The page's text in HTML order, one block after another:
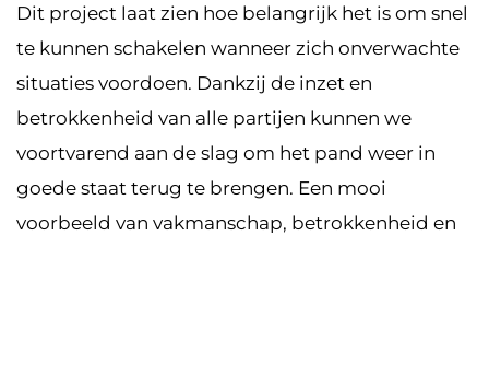
Dit project laat zien hoe belangrijk het is om snel
te kunnen schakelen wanneer zich onverwachte
situaties voordoen. Dankzij de inzet en
betrokkenheid van alle partijen kunnen we
voortvarend aan de slag om het pand weer in
goede staat terug te brengen. Een mooi
voorbeeld van vakmanschap, betrokkenheid en